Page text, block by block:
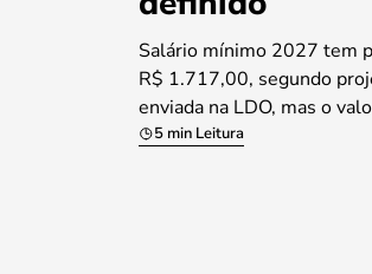
Salário mínimo 2027 tem
R$ 1.717,00, segundo
enviada na LDO, mas o
5 min Leitura